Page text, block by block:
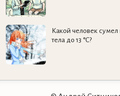
Какой человек
тела до 13 °C?